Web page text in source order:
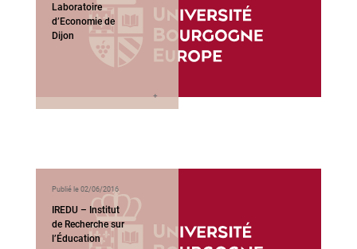
Laboratoire
d’Economie de
Dijon
Publié le 02/06/2016
IREDU – Institut
de Recherche sur
l’Éducation